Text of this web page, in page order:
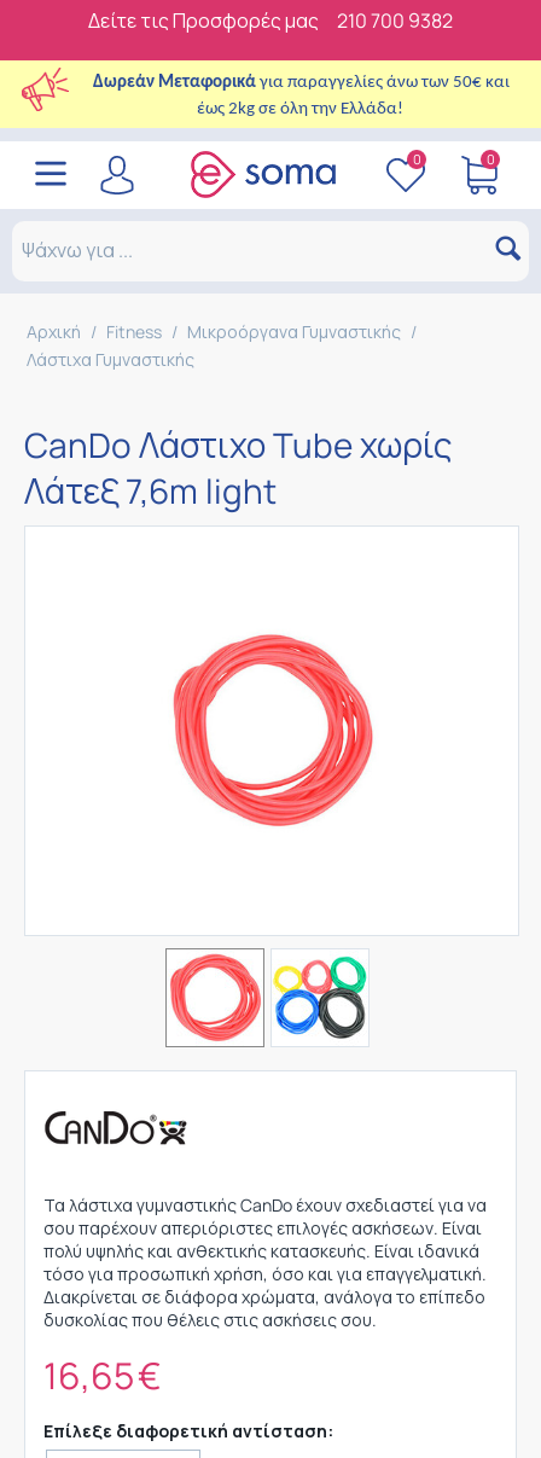
Δείτε τις Προσφορές μας 210 700 9382
Δωρεάν Μεταφορικά για παραγγελίες άνω των 50€ και
έως 2kg σε όλη την Ελλάδα!
0 0
Αρχική / Fitness / Μικροόργανα Γυμναστικής /
Λάστιχα Γυμναστικής
CanDo Λάστιχο Tube χωρίς
Λάτεξ 7,6m light
Τα λάστιχα γυμναστικής CanDo έχουν σχεδιαστεί για να
σου παρέχουν απεριόριστες επιλογές ασκήσεων. Είναι
πολύ υψηλής και ανθεκτικής κατασκευής. Είναι ιδανικά
τόσο για προσωπική χρήση, όσο και για επαγγελματική.
Διακρίνεται σε διάφορα χρώματα, ανάλογα το επίπεδο
δυσκολίας που θέλεις στις ασκήσεις σου.
16,65€
Επίλεξε διαφορετική αντίσταση: